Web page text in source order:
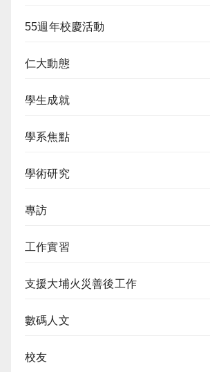
55週年校慶活動
仁大動態
學生成就
學系焦點
學術研究
專訪
工作實習
支援大埔火災善後工作
數碼人文
校友